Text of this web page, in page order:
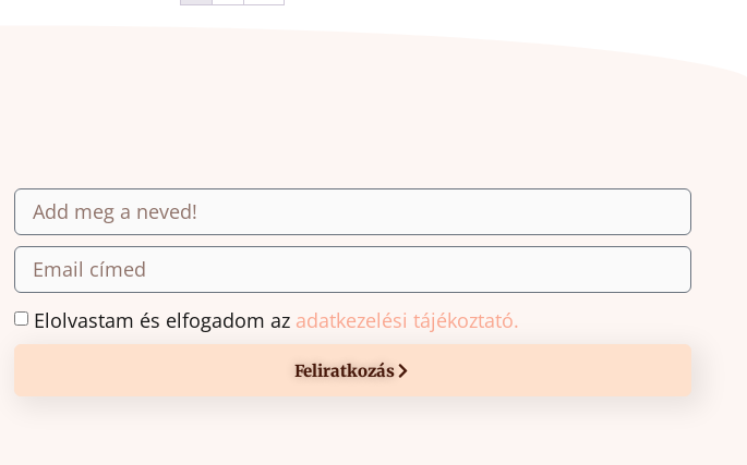
Elolvastam és elfogadom az adatkezelési tájékoztató.
Feliratkozás